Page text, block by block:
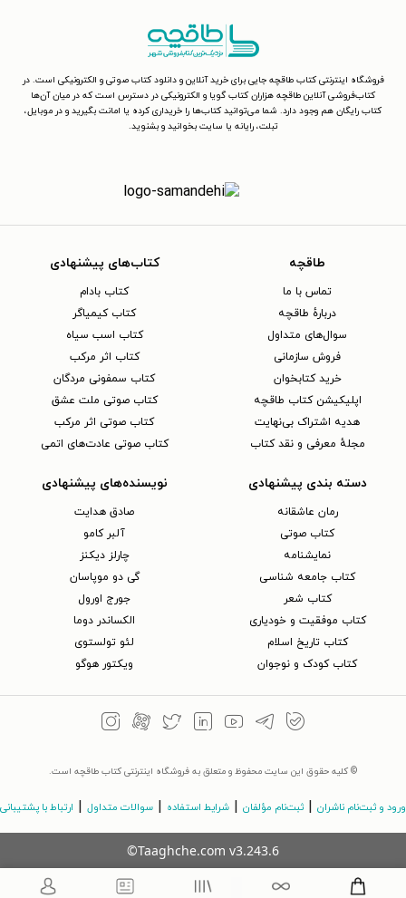
فروشگاه اینترنتی کتاب طاقچه جایی برای خرید آنلاین و دانلود کتاب صوتی و الکترونیکی است. در
کتاب‌فروشی آنلاین طاقچه هزاران کتاب گویا و الکترونیکی در دسترس است که در میان آن‌ها
کتاب رایگان هم وجود دارد. شما می‌توانید کتاب‌ها را خریداری کرده یا امانت بگیرید و در موبایل،
تبلت، رایانه یا سایت بخوانید و بشنوید.
طاقچه
تماس با ما
دربارهٔ طاقچه
سوال‌های متداول
فروش سازمانی
خرید کتابخوان
اپلیکیشن کتاب طاقچه
هدیه اشتراک بی‌نهایت
مجلهٔ معرفی و نقد کتاب
کتاب‌های پیشنهادی
کتاب بادام
کتاب کیمیاگر
کتاب اسب سیاه
کتاب اثر مرکب
کتاب سمفونی مردگان
کتاب صوتی ملت عشق
کتاب صوتی اثر مرکب
کتاب صوتی عادت‌های اتمی
دسته بندی پیشنهادی
رمان عاشقانه
کتاب‌ صوتی
نمایشنامه
کتاب جامعه شناسی
کتاب شعر
کتاب موفقیت و خودیاری
کتاب تاریخ اسلام
کتاب کودک و نوجوان
نویسنده‌های پیشنهادی
صادق هدایت
آلبر کامو
چارلز دیکنز
گی دو موپاسان
جورج اورول
الکساندر دوما
لئو تولستوی
ویکتور هوگو
© کلیه حقوق این سایت محفوظ و متعلق به فروشگاه اینترنتی کتاب طاقچه است.
ورود و ثبت‌نام ناشران | ثبت‌نام مؤلفان | شرایط استفاده | سوالات متداول | ارتباط با پشتیبانی
©Taaghche.com v3.243.6